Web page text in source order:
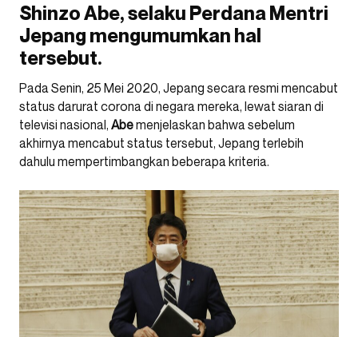
Shinzo Abe, selaku Perdana Mentri
Jepang mengumumkan hal
tersebut.
Pada Senin, 25 Mei 2020, Jepang secara resmi mencabut
status darurat corona di negara mereka, lewat siaran di
televisi nasional, Abemenjelaskan bahwa sebelum
akhirnya mencabut status tersebut, Jepang terlebih
dahulu mempertimbangkan beberapa kriteria.